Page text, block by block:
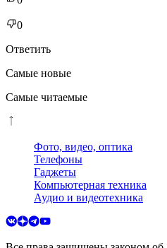
0
Ответить
Самые новые
Самые читаемые
Фото, видео, оптика
Телефоны
Гаджеты
Компьютерная техника
Аудио и видеотехника